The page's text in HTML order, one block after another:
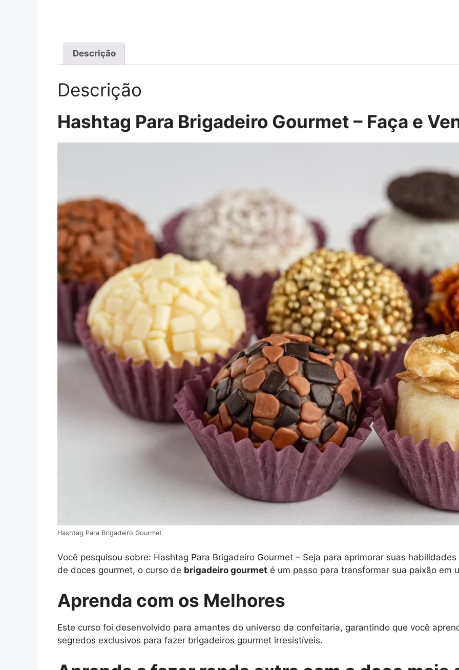
Descrição
Descrição
Hashtag Para Brigadeiro Gourmet – Faça e
Hashtag Para Brigadeiro Gourmet
Você pesquisou sobre: Hashtag Para Brigadeiro Gourmet – Seja para aprimorar suas
de doces gourmet, o curso de brigadeiro gourmet é um passo para transformar sua paixão em
Aprenda com os Melhores
Este curso foi desenvolvido para amantes do universo da confeitaria, garantindo que você
segredos exclusivos para fazer brigadeiros gourmet irresistíveis.